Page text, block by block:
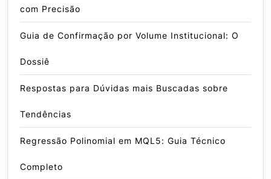
com Precisão
Guia de Confirmação por Volume Institucional: O
Dossiê
Respostas para Dúvidas mais Buscadas sobre
Tendências
Regressão Polinomial em MQL5: Guia Técnico
Completo